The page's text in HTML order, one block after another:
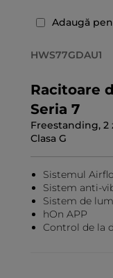
Adaugă
HWS77GDAU1
Racitoare
Seria 7
Freestanding, 2
Clasa G
Sistemul
Sistem anti-
Sistem de
hOn APP
Control de la